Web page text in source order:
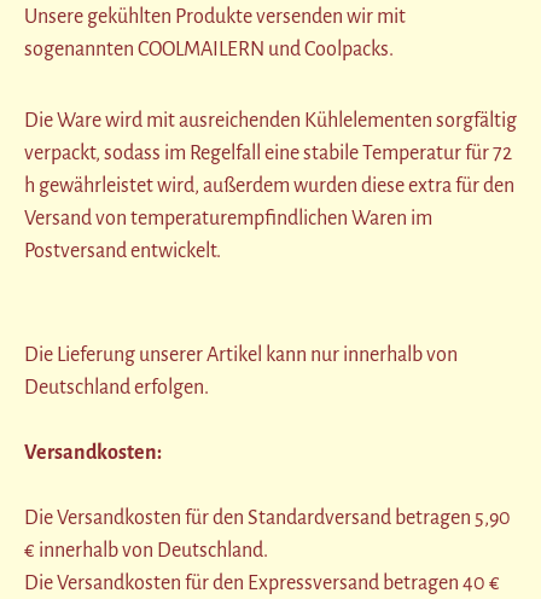
Unsere gekühlten Produkte versenden wir mit
sogenannten COOLMAILERN und Coolpacks.
Die Ware wird mit ausreichenden Kühlelementen sorgfältig
verpackt, sodass im Regelfall eine stabile Temperatur für 72
h gewährleistet wird, außerdem wurden diese extra für den
Versand von temperaturempfindlichen Waren im
Postversand entwickelt.
Die Lieferung unserer Artikel kann nur innerhalb von
Deutschland erfolgen.
Versandkosten:
Die Versandkosten für den Standardversand betragen 5,90
€ innerhalb von Deutschland.
Die Versandkosten für den Expressversand betragen 40 €